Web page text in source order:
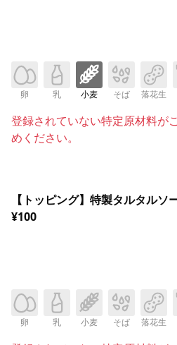
卵 乳 小麦 そば 落花生
登録されていない特定原材料が
めください。
【トッピング】特製タルタルソ
¥100
卵 乳 小麦 そば 落花生